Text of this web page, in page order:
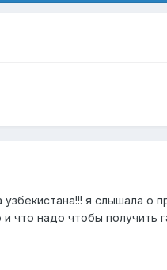
я слышала о
что надо чтобы получить